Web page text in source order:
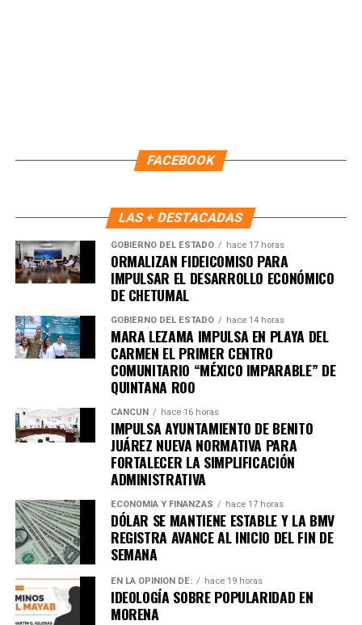
FACEBOOK
LAS + DESTACADAS
GOBIERNO DEL ESTADO hace 17 horas
ORMALIZAN FIDEICOMISO PARA
IMPULSAR EL DESARROLLO ECONÓMICO
DE CHETUMAL
GOBIERNO DEL ESTADO hace 14 horas
MARA LEZAMA IMPULSA EN PLAYA DEL
CARMEN EL PRIMER CENTRO
COMUNITARIO “MÉXICO IMPARABLE” DE
QUINTANA ROO
CANCÚN hace 16 horas
IMPULSA AYUNTAMIENTO DE BENITO
JUÁREZ NUEVA NORMATIVA PARA
FORTALECER LA SIMPLIFICACIÓN
ADMINISTRATIVA
ECONOMÍA Y FINANZAS hace 17 horas
DÓLAR SE MANTIENE ESTABLE Y LA BMV
REGISTRA AVANCE AL INICIO DEL FIN DE
SEMANA
EN LA OPINIÓN DE: hace 19 horas
IDEOLOGÍA SOBRE POPULARIDAD EN
MORENA